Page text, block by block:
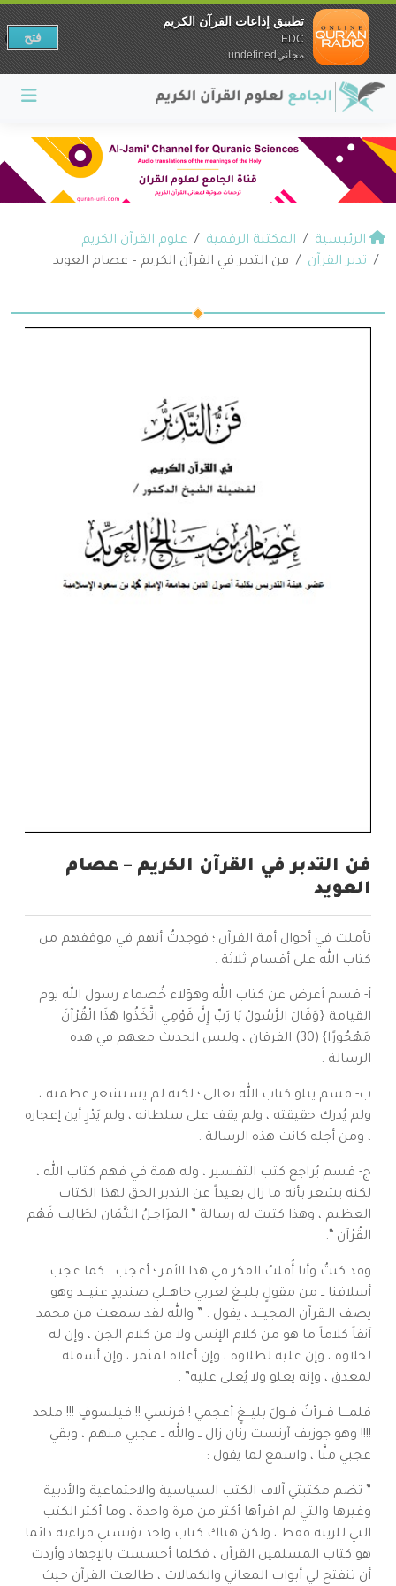
الرئيسية المكتبة الرقمية
علوم القرآن الكريم
تدبر القرآن
فن التدبر في القرآن الكريم – عصام العويد
فن التدبر في القرآن الكريم – عصام
العويد
تأملت في أحوال أمة القرآن ؛ فوجدتُ أنهم في موقفهم من
كتاب الله على أقسام ثلاثة :
أ‌- قسم أعرض عن كتاب الله وهؤلاء خُصماء رسول الله يوم
القيامة {وَقَالَ الرَّسُولُ يَا رَبِّ إِنَّ قَوْمِي اتَّخَذُوا هَذَا الْقُرْآنَ
مَهْجُورًا} (30) الفرقان ، وليس الحديث معهم في هذه
الرسالة .
ب‌- قسم يتلو كتاب الله تعالى ؛ لكنه لم يستشعر عظمته ،
ولم يُدرك حقيقته ، ولم يقف على سلطانه ، ولم يَدْرِ أين إعجازه
، ومن أجله كانت هذه الرسالة .
ج- قسم يُراجع كتب التفسير ، وله همة في فهم كتاب الله ،
لكنه يشعر بأنه ما زال بعيداً عن التدبر الحق لهذا الكتاب
العظيم ، وهذا كتبت له رسالة ” المرَاحِـلُ الثـَّمَان لطَالِب فَهْم
القُرْآن “.
وقد كنتُ وأنا أُقلبُ الفكر في هذا الأمر ؛ أعجب ــ كما عجب
أسلافنا ــ من مقولٍ بليــغ لعربي جاهــلي صنديدٍ عنيـــد وهو
يصف الـقرآن المجيـــد ، يقول : ” والله لقد سمعت من محمد
آنفاً كلاماً ما هو من كلام الإنس ولا من كلام الجن ، وإن له
لحلاوة ، وإن عليه لطلاوة ، وإن أعلاه لمثمر ، وإن أسفله
لمغدق ، وإنه يعلو ولا يُعلى عليه” .
فلمــــا قــرأتُ قــولَ بليـــغٍ أعجمي ! فرنسي !! فيلسوفٍ !!! ملحد
!!!! وهو جوزيف آرنست رنان زال ــ والله ــ عجبي منهم ، وبقي
عجبي منَّا ، واسمع لما يقول :
” تضم مكتبتي آلاف الكتب السياسية والاجتماعية والأدبية
وغيرها والتي لم اقرأها أكثر من مرة واحدة ، وما أكثر الكتب
التي للزينة فقط ، ولكن هناك كتاب واحد تؤنسني قراءته دائما
هو كتاب المسلمين القرآن ، فكلما أحسست بالإجهاد وأردت
أن تنفتح لي أبواب المعاني والكمالات ، طالعت القرآن حيث
تطبيق إذاعات القرآن الكريم
EDC
مجانيundefined
فتح